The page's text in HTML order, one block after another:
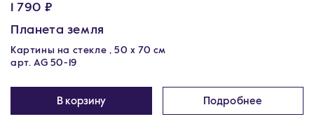
1 790 ₽
Планета земля
Картины на стекле , 50 х 70 см
арт. AG 50-19
В корзину Подробнее